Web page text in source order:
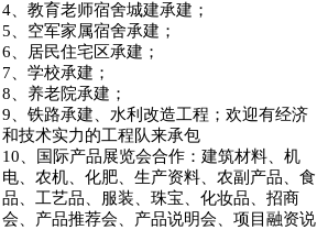
4、教育老师宿舍城建承建；
5、空军家属宿舍承建；
6、居民住宅区承建；
7、学校承建；
8、养老院承建；
9、铁路承建、水利改造工程；欢迎有经济
和技术实力的工程队来承包
10、国际产品展览会合作：建筑材料、机
电、农机、化肥、生产资料、农副产品、食
品、工艺品、服装、珠宝、化妆品、招商
会、产品推荐会、产品说明会、项目融资说